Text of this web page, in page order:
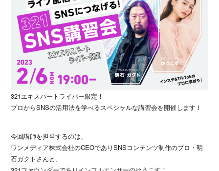
321エキスパートライバー限定！
プロからSNSの活用法を学べるスペシャルな講習会を開催します！
今回講師を担当するのは、
ワンメディア株式会社のCEOでありSNSコンテンツ制作のプロ・明
石ガクトさんと、